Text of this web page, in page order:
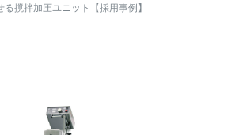
撹拌加圧ユニット【採用事例】